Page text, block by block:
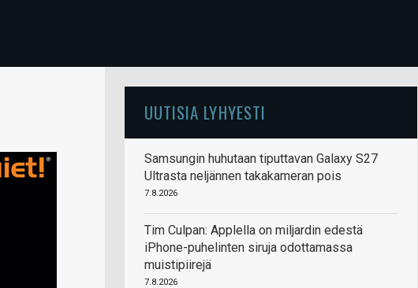
UUTISIA LYHYESTI
Samsungin huhutaan tiputtavan Galaxy S27
Ultrasta neljännen takakameran pois
7.8.2026
Tim Culpan: Applella on miljardin edestä
iPhone-puhelinten siruja odottamassa
muistipiirejä
7.8.2026